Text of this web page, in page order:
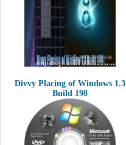
Divvy Placing of Windows 1.3
Build 198